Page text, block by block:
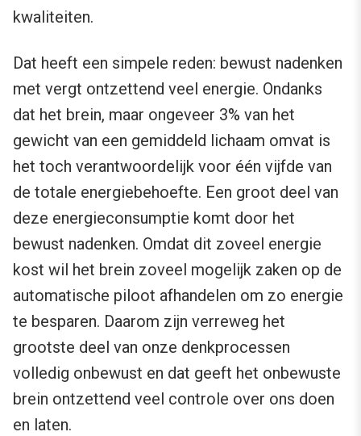
kwaliteiten.
Dat heeft een simpele reden: bewust nadenken
met vergt ontzettend veel energie. Ondanks
dat het brein, maar ongeveer 3% van het
gewicht van een gemiddeld lichaam omvat is
het toch verantwoordelijk voor één vijfde van
de totale energiebehoefte. Een groot deel van
deze energieconsumptie komt door het
bewust nadenken. Omdat dit zoveel energie
kost wil het brein zoveel mogelijk zaken op de
automatische piloot afhandelen om zo energie
te besparen. Daarom zijn verreweg het
grootste deel van onze denkprocessen
volledig onbewust en dat geeft het onbewuste
brein ontzettend veel controle over ons doen
en laten.